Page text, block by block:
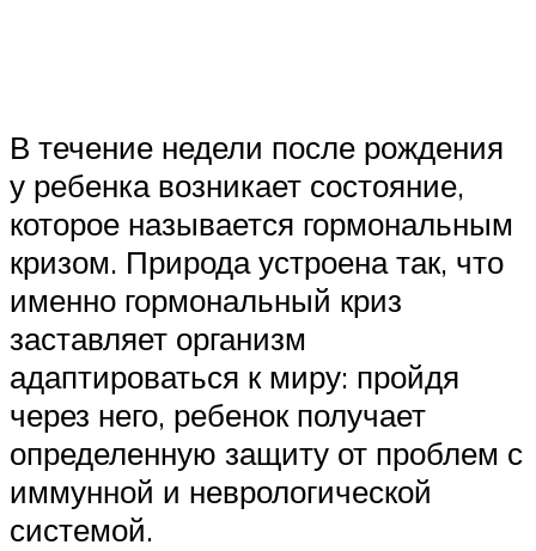
В течение недели после рождения
у ребенка возникает состояние,
которое называется гормональным
кризом. Природа устроена так, что
именно гормональный криз
заставляет организм
адаптироваться к миру: пройдя
через него, ребенок получает
определенную защиту от проблем с
иммунной и неврологической
системой.